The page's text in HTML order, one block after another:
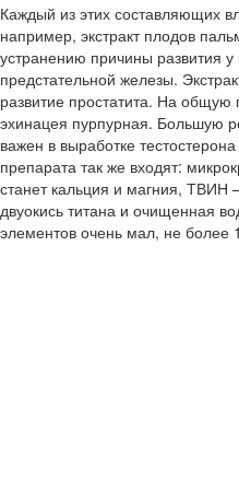
Каждый из этих составляющих
например, экстракт плодов
устранению причины развития
предстательной железы.
развитие простатита. На
эхинацея пурпурная. Большую
важен в выработке
препарата так же входят:
станет кальция и магния, ТВИН
двуокись титана и очищенная
элементов очень мал, не более